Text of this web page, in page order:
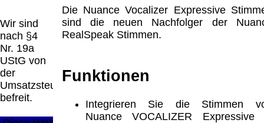
Wir sind
nach §4
Nr. 19a
UStG von
der
Umsatzsteuer
befreit.
Die Nuance Vocalizer Expressive
sind die neuen Nachfolger der
RealSpeak Stimmen.
Funktionen
Integrieren Sie die Stimmen
Nuance VOCALIZER Expressive
Plattform zur Online-Streitbeilegung (OS)
bereit. Die Plattform finden Sie unter
http://ec.europa.eu/consumers/odr/
Unsere E-
Mailadresse lautet:
Seitenanfang
Datenschutz Urheberrechte
Katalog (PDF)
Sitemap
große Anzeige